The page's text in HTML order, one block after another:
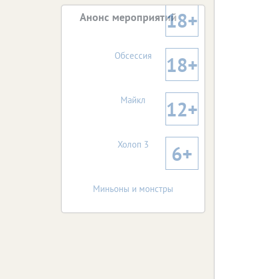
Анонс мероприятий18+
Обсессия 18+
Майкл 12+
Холоп 3 6+
Миньоны и монстры